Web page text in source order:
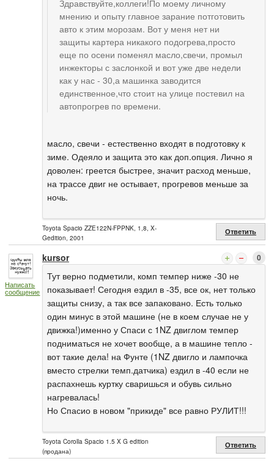
Здравствуйте,коллеги!По моему личному
мнению и опыту главное зарание потготовить
авто к этим морозам. Вот у меня нет ни
защиты картера никакого подогрева,просто
еще по осени поменял масло,свечи, промыл
инжекторы с заслонкой и вот уже две недели
как у нас - 30,а машинка заводится
единственное,что стоит на улице постевил на
автопрогрев по времени.
масло, свечи - естественно входят в подготовку к
зиме. Одеяло и защита это как доп.опция. Лично я
доволен: греется быстрее, значит расход меньше,
на трассе двиг не остывает, прогревов меньше за
ночь.
Toyota Spacio ZZE122N-FPPNK, 1,8, X-
Gedition, 2001
Ответить
Написать
сообщение
kursor 0
Тут верно подметили, комп темпер ниже -30 не
показывает! Сегодня ездил в -35, все ок, нет только
защиты снизу, а так все запаковано. Есть только
один минус в этой машине (не в коем случае не у
движка!)именно у Спаси с 1NZ двиглом темпер
подниматься не хочет вообще, а в машине тепло -
вот такие дела! на Фунте (1NZ двигло и лампочка
вместо стрелки темп.датчика) ездил в -40 если не
распахнешь куртку сваришься и обувь сильно
нагревалась!
Но Спасио в новом "прикиде" все равно РУЛИТ!!!
Toyota Corolla Spacio 1.5 X G edition
(продана)
Ответить